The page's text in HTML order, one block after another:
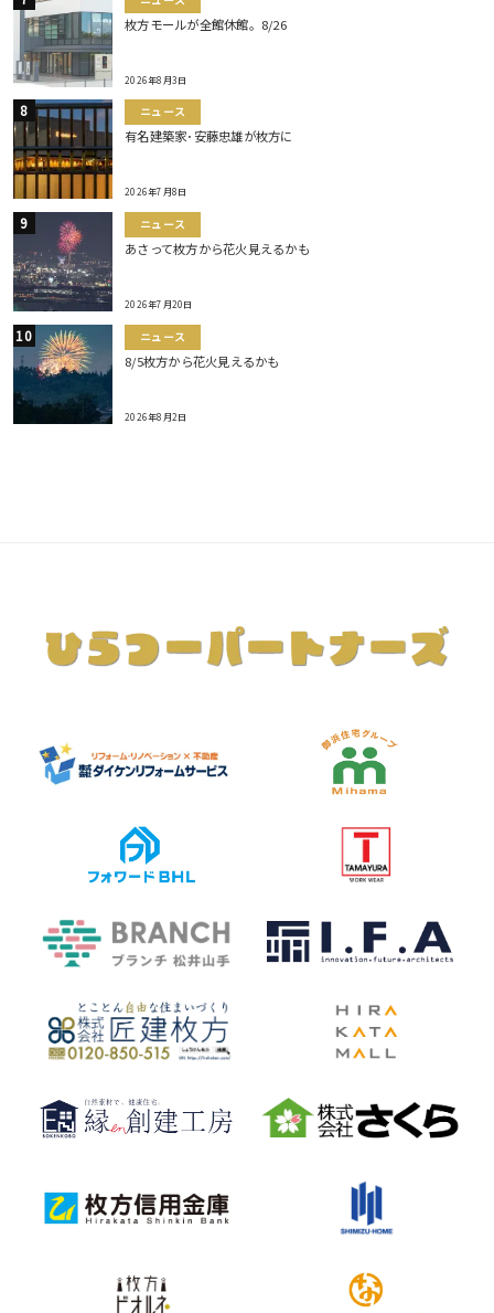
枚方モールが全館休館。8/26
2026年8月3日
ニュース
有名建築家･安藤忠雄が枚方に
2026年7月8日
ニュース
あさって枚方から花火見えるかも
2026年7月20日
ニュース
8/5枚方から花火見えるかも
2026年8月2日